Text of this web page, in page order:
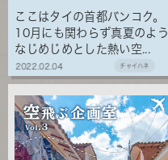
ここはタイの首都バンコク。
10月にも関わらず真夏のよう
なじめじめとした熱い空...
2022.02.04 チャイハネ